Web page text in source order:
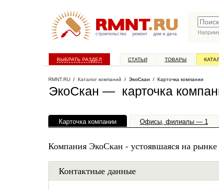
строительство ремонт дом и дача
ВЫБРАТЬ РАЗДЕЛ СТАТЬИ ТОВАРЫ
RMNT.RU / Каталог компаний / ЭкоСкан / Карточка компании
ЭкоСкан — карточка
Карточка компании Офисы, филиалы — 1
Компания ЭкоСкан - устоявшаяся на
Контактные данные